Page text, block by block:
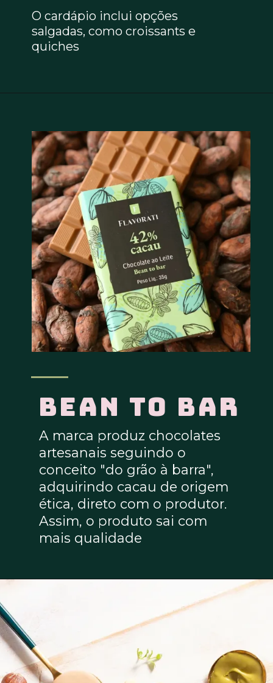
O cardápio inclui opções
salgadas, como croissants e
quiches
Bean to bar
A marca produz chocolates
artesanais seguindo o
conceito "do grão à barra",
adquirindo cacau de origem
ética, direto com o produtor.
Assim, o produto sai com
mais qualidade